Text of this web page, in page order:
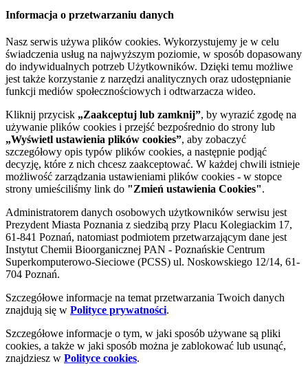
Informacja o przetwarzaniu danych
Nasz serwis używa plików cookies. Wykorzystujemy je w celu
świadczenia usług na najwyższym poziomie, w sposób dopasowany
do indywidualnych potrzeb Użytkowników. Dzięki temu możliwe
jest także korzystanie z narzędzi analitycznych oraz udostępnianie
funkcji mediów społecznościowych i odtwarzacza wideo.
Kliknij przycisk „Zaakceptuj lub zamknij”, by wyrazić zgodę na
używanie plików cookies i przejść bezpośrednio do strony lub
„Wyświetl ustawienia plików cookies”, aby zobaczyć
szczegółowy opis typów plików cookies, a następnie podjąć
decyzję, które z nich chcesz zaakceptować. W każdej chwili istnieje
możliwość zarządzania ustawieniami plików cookies - w stopce
strony umieściliśmy link do "Zmień ustawienia Cookies".
Administratorem danych osobowych użytkowników serwisu jest
Prezydent Miasta Poznania z siedzibą przy Placu Kolegiackim 17,
61-841 Poznań, natomiast podmiotem przetwarzającym dane jest
Instytut Chemii Bioorganicznej PAN - Poznańskie Centrum
Superkomputerowo-Sieciowe (PCSS) ul. Noskowskiego 12/14, 61-
704 Poznań.
Szczegółowe informacje na temat przetwarzania Twoich danych
znajdują się w Polityce prywatności.
Szczegółowe informacje o tym, w jaki sposób używane są pliki
cookies, a także w jaki sposób można je zablokować lub usunąć,
znajdziesz w Polityce cookies.